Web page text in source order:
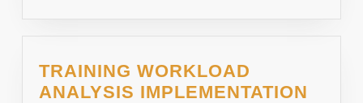
TRAINING WORKLOAD
ANALYSIS IMPLEMENTATION